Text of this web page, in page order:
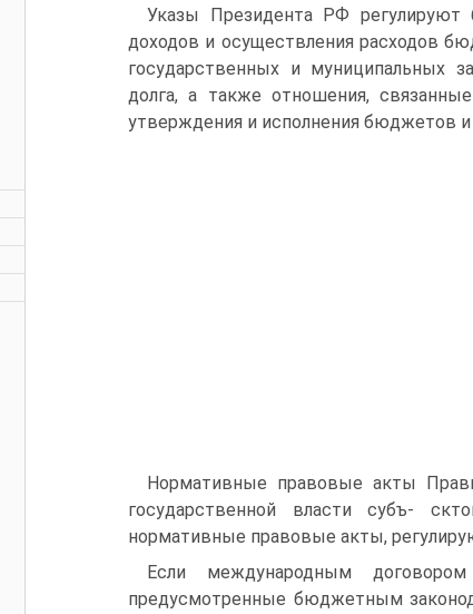
Указы Президента РФ
доходов и осуществления рас­ходов
государственных и муниципальных
долга, а также от­ношения,
утверждения и исполнения бюджетов и
Нормативные правовые акты
государственной власти субъ-
нормативные правовые акты,
Если международным
предусмотренные бюджетным